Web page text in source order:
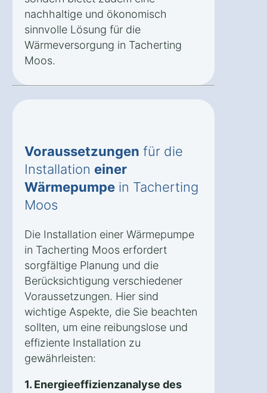
nachhaltige und ökonomisch
sinnvolle Lösung für die
Wärmeversorgung in Tacherting
Moos.
Voraussetzungen für die
Installation einer
Wärmepumpe in Tacherting
Moos
Die Installation einer Wärmepumpe
in Tacherting Moos erfordert
sorgfältige Planung und die
Berücksichtigung verschiedener
Voraussetzungen. Hier sind
wichtige Aspekte, die Sie beachten
sollten, um eine reibungslose und
effiziente Installation zu
gewährleisten:
1. Energieeffizienzanalyse des